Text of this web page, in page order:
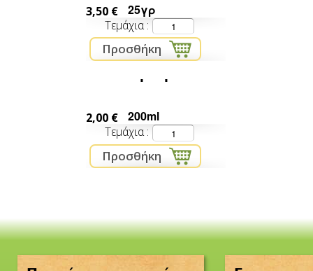
3,50 € 25γρ
Τεμάχια
2,00 € 200ml
Τεμάχια